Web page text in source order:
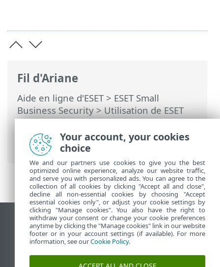
Fil d'Ariane
Aide en ligne d'ESET> ESET Small
Business Security>Utilisation de ESET
Small Business Security>Configuration>
Protection du réseau> Dépannage de
l’accès au réseau
Afficher le site pour ordinateur de bureau
End of Life
Base de connaissances ESET
Forum ESET
Your account, your cookies
choice
We and our partners use cookies to give you the best
optimized online experience, analyze our website traffic,
and serve you with personalized ads. You can agree to the
collection of all cookies by clicking "Accept all and close",
decline all non-essential cookies by choosing "Accept
essential cookies only", or adjust your cookie settings by
clicking "Manage cookies". You also have the right to
withdraw your consent or change your cookie preferences
anytime by clicking the "Manage cookies" link in our website
footer or in your account settings (if available). For more
information, see ourCookie Policy.